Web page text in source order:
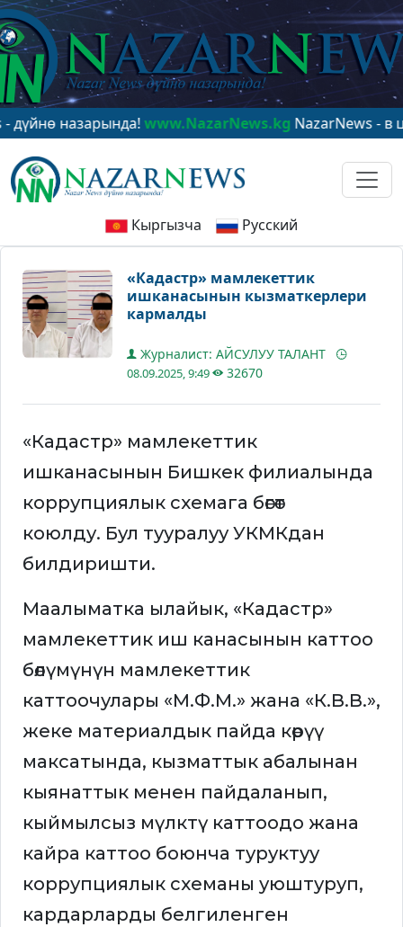
назарында!www.NazarNews.kgNazarNews - в
Кыргызча Русский
«Кадастр» мамлекеттик
ишканасынын кызматкерлери
кармалды
Журналист: АЙСУЛУУ ТАЛАНТ
08.09.2025, 9:49 32670
«Кадастр» мамлекеттик
ишканасынын Бишкек филиалында
коррупциялык схемага бөгөт
коюлду. Бул тууралуу УКМКдан
билдиришти.
Маалыматка ылайык, «Кадастр»
мамлекеттик иш канасынын каттоо
бөлүмүнүн мамлекеттик
каттоочулары «М.Ф.М.» жана «К.В.В.»,
жеке материалдык пайда көрүү
максатында, кызматтык абалынан
кыянаттык менен пайдаланып,
кыймылсыз мүлктү каттоодо жана
кайра каттоо боюнча туруктуу
коррупциялык схеманы уюштуруп,
кардарларды белгиленген